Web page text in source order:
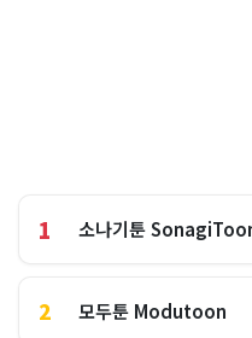
1 소나기툰
2 모두툰 Modutoon